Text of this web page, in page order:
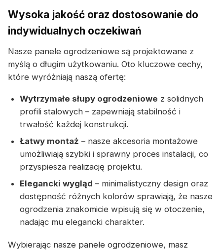
Wysoka jakość oraz dostosowanie do
indywidualnych oczekiwań
Nasze panele ogrodzeniowe są projektowane z
myślą o długim użytkowaniu. Oto kluczowe cechy,
które wyróżniają naszą ofertę:
Wytrzymałe słupy ogrodzeniowe z solidnych
profili stalowych – zapewniają stabilność i
trwałość każdej konstrukcji.
Łatwy montaż – nasze akcesoria montażowe
umożliwiają szybki i sprawny proces instalacji, co
przyspiesza realizację projektu.
Elegancki wygląd – minimalistyczny design oraz
dostępność różnych kolorów sprawiają, że nasze
ogrodzenia znakomicie wpisują się w otoczenie,
nadając mu elegancki charakter.
Wybierając nasze panele ogrodzeniowe, masz